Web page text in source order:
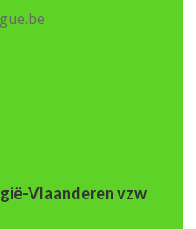
Vlaanderen vzw